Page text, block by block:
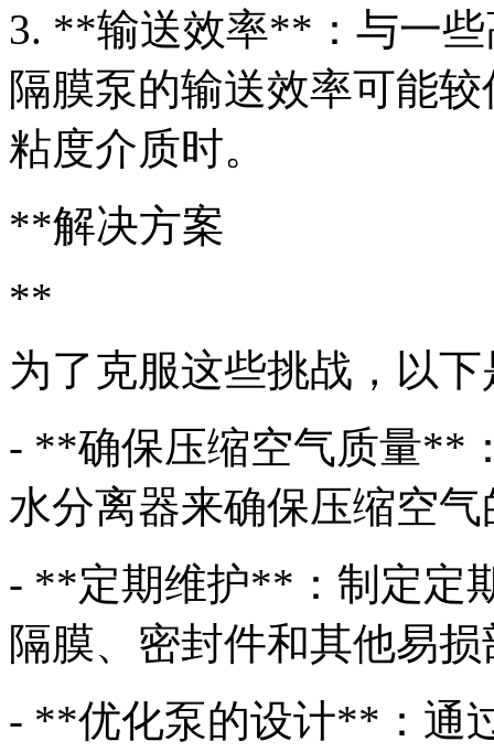
3. **输送效率**：与一
隔膜泵的输送效率可能
粘度介质时。
**解决方案
**
为了克服这些挑战，以
- **确保压缩空气质量**
水分离器来确保压缩空
- **定期维护**：制定定
隔膜、密封件和其他易
- **优化泵的设计**：通